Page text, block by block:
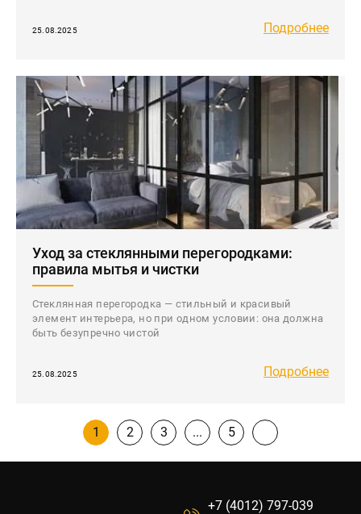
25.08.2025 Подробнее
Уход за стеклянными перегородками:
правила мытья и чистки
Стеклянная перегородка — стильный и красивый
элемент интерьера, но при одном условии: она должна
быть безупречно чистой
25.08.2025 Подробнее
1 2 3 5
+7 (4012) 797-039